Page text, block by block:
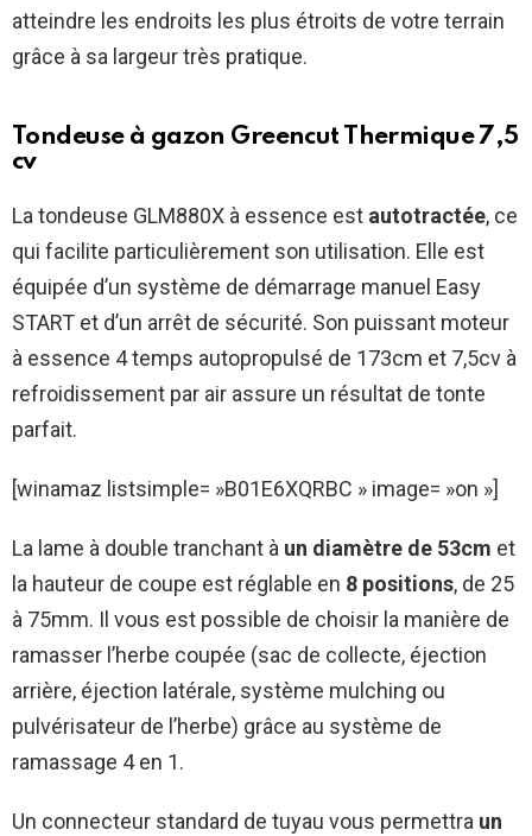
atteindre les endroits les plus étroits de votre terrain
grâce à sa largeur très pratique.
Tondeuse à gazon Greencut Thermique 7,5
cv
La tondeuse GLM880X à essence est autotractée, ce
qui facilite particulièrement son utilisation. Elle est
équipée d’un système de démarrage manuel Easy
START et d’un arrêt de sécurité. Son puissant moteur
à essence 4 temps autopropulsé de 173cm et 7,5cv à
refroidissement par air assure un résultat de tonte
parfait.
[winamaz listsimple= »B01E6XQRBC » image= »on »]
La lame à double tranchant à un diamètre de 53cm et
la hauteur de coupe est réglable en 8 positions, de 25
à 75mm. Il vous est possible de choisir la manière de
ramasser l’herbe coupée (sac de collecte, éjection
arrière, éjection latérale, système mulching ou
pulvérisateur de l’herbe) grâce au système de
ramassage 4 en 1.
Un connecteur standard de tuyau vous permettra un